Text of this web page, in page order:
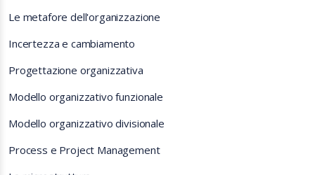
Le metafore dell'organizzazione
Incertezza e cambiamento
Progettazione organizzativa
Modello organizzativo funzionale
Modello organizzativo divisionale
Process e Project Management